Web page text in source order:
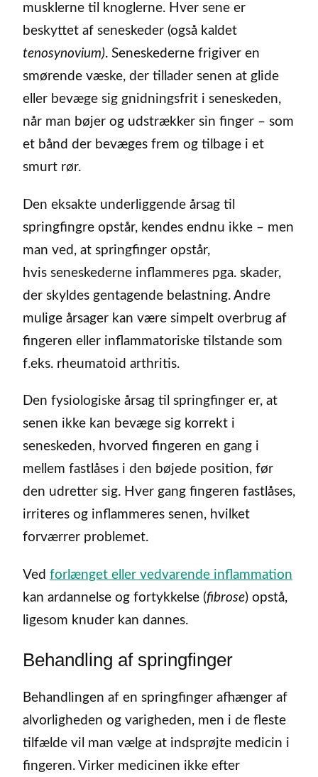
musklerne til knoglerne. Hver sene er
beskyttet af seneskeder (også kaldet
tenosynovium). Seneskederne frigiver en
smørende væske, der tillader senen at glide
eller bevæge sig gnidningsfrit i seneskeden,
når man bøjer og udstrækker sin finger – som
et bånd der bevæges frem og tilbage i et
smurt rør.
Den eksakte underliggende årsag til
springfingre opstår, kendes endnu ikke – men
man ved, at springfinger opstår,
hvis seneskederne inflammeres pga. skader,
der skyldes gentagende belastning. Andre
mulige årsager kan være simpelt overbrug af
fingeren eller inflammatoriske tilstande som
f.eks. rheumatoid arthritis.
Den fysiologiske årsag til springfinger er, at
senen ikke kan bevæge sig korrekt i
seneskeden, hvorved fingeren en gang i
mellem fastlåses i den bøjede position, før
den udretter sig. Hver gang fingeren fastlåses,
irriteres og inflammeres senen, hvilket
forværrer problemet.
Ved forlænget eller vedvarende inflammation
kan ardannelse og fortykkelse (fibrose) opstå,
ligesom knuder kan dannes.
Behandling af springfinger
Behandlingen af en springfinger afhænger af
alvorligheden og varigheden, men i de fleste
tilfælde vil man vælge at indsprøjte medicin i
fingeren. Virker medicinen ikke efter